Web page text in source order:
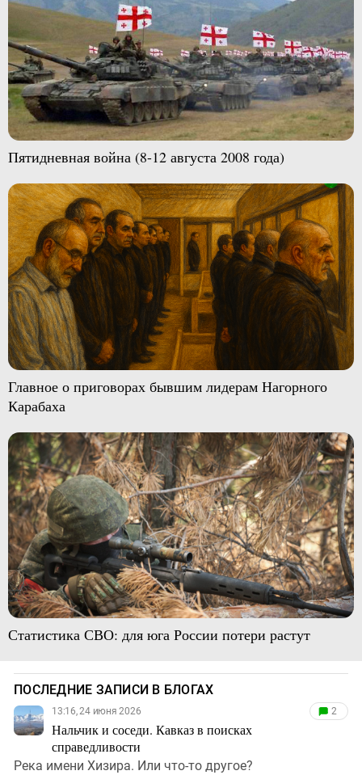
Пятидневная война (8-12 августа 2008 года)
Главное о приговорах бывшим лидерам Нагорного
Карабаха
Статистика СВО: для юга России потери растут
ПОСЛЕДНИЕ ЗАПИСИ В БЛОГАХ
13:16, 24 июня 2026
Нальчик и соседи. Кавказ в поисках
справедливости
2
Река имени Хизира. Или что-то другое?